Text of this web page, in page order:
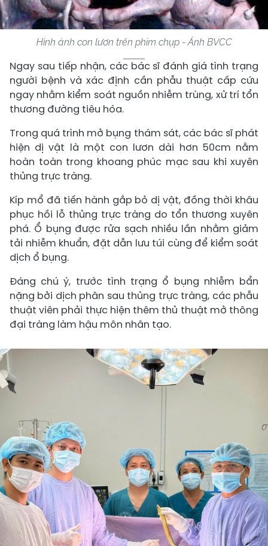
Hình ảnh con lươn trên phim chụp - Ảnh BVCC
Ngay sau tiếp nhận, các bác sĩ đánh giá tình trạng
người bệnh và xác định cần phẫu thuật cấp cứu
ngay nhằm kiểm soát nguồn nhiễm trùng, xử trí tổn
thương đường tiêu hóa.
Trong quá trình mở bụng thám sát, các bác sĩ phát
hiện dị vật là một con lươn dài hơn 50cm nằm
hoàn toàn trong khoang phúc mạc sau khi xuyên
thủng trực tràng.
Kíp mổ đã tiến hành gắp bỏ dị vật, đồng thời khâu
phục hồi lỗ thủng trực tràng do tổn thương xuyên
phá. Ổ bụng được rửa sạch nhiều lần nhằm giảm
tải nhiễm khuẩn, đặt dẫn lưu túi cùng để kiểm soát
dịch ổ bụng.
Đáng chú ý, trước tình trạng ổ bụng nhiễm bẩn
nặng bởi dịch phân sau thủng trực tràng, các phẫu
thuật viên phải thực hiện thêm thủ thuật mở thông
đại tràng làm hậu môn nhân tạo.